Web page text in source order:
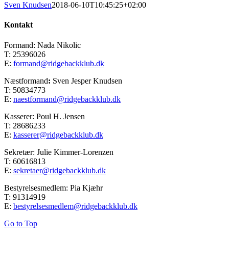
Sven Knudsen2018-06-10T10:45:25+02:00
Kontakt
Formand: Nada Nikolic
T: 25396026
E: formand@ridgebackklub.dk
Næstformand: Sven Jesper Knudsen
T: 50834773
E: naestformand@ridgebackklub.dk
Kasserer: Poul H. Jensen
T: 28686233
E: kasserer@ridgebackklub.dk
Sekretær: Julie Kimmer-Lorenzen
T: 60616813
E: sekretaer@ridgebackklub.dk
Bestyrelsesmedlem: Pia Kjæhr
T: 91314919
E: bestyrelsesmedlem@ridgebackklub.dk
Go to Top